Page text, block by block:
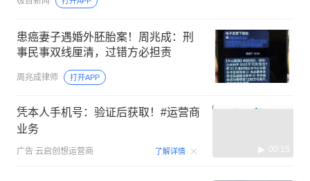
患癌妻子遇婚外胚胎案！周兆成：刑
事民事双线厘清，过错方必担责
周兆成律师 打开APP
凭本人手机号：验证后获取！#运营商
业务
广告 云启创想运营商 了解详情 00:15